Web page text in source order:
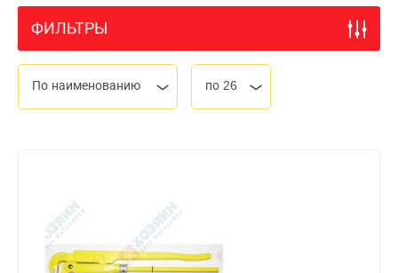
ФИЛЬТРЫ
По наименованию по 26